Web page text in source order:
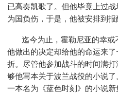
已高奏凯歌了。但他毕竟上过
为国负伤，于是，他被安排到报
迄今为止，霍勒尼亚的幸
他做出的决定却给他的命运来
折。尽管他参加战斗的时间满
够他写本关于波兰战役的小说
一本名为《蓝色时刻》的小说